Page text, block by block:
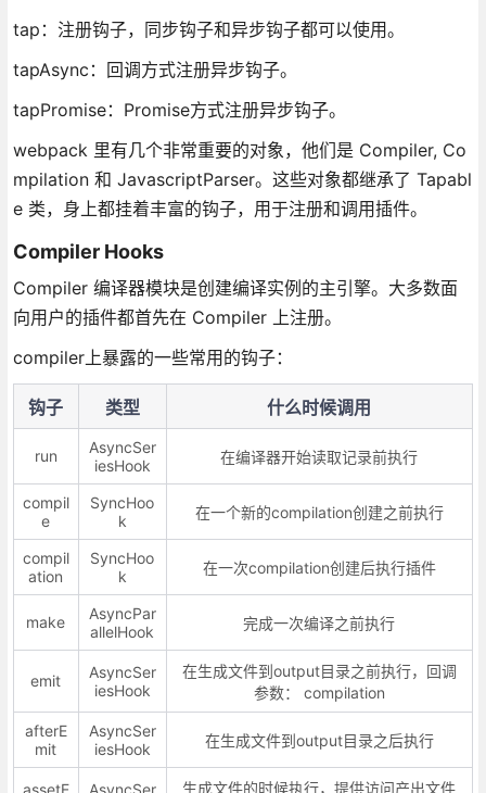
tap：注册钩子，同步钩子和异步钩子都可以使用。
tapAsync：回调方式注册异步钩子。
tapPromise：Promise方式注册异步钩子。
webpack 里有几个非常重要的对象，他们是 Compiler, Co
mpilation 和 JavascriptParser。这些对象都继承了 Tapabl
e 类，身上都挂着丰富的钩子，用于注册和调用插件。
Compiler Hooks
Compiler 编译器模块是创建编译实例的主引擎。大多数面
向用户的插件都首先在 Compiler 上注册。
compiler上暴露的一些常用的钩子：
钩子 类型 什么时候调用
run
AsyncSer
iesHook
在编译器开始读取记录前执行
compil
e
SyncHoo
k
在一个新的compilation创建之前执行
compil
ation
SyncHoo
k
在一次compilation创建后执行插件
make
AsyncPar
allelHook
完成一次编译之前执行
emit
AsyncSer
iesHook
在生成文件到output目录之前执行，回调
参数： compilation
afterE
mit
AsyncSer
iesHook
在生成文件到output目录之后执行
assetE
AsyncSer
生成文件的时候执行，提供访问产出文件